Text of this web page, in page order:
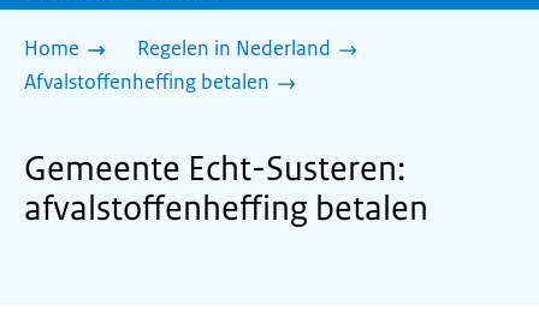
Home
Regelen in Nederland
Afvalstoffenheffing betalen
Gemeente Echt-Susteren:
afvalstoffenheffing betalen